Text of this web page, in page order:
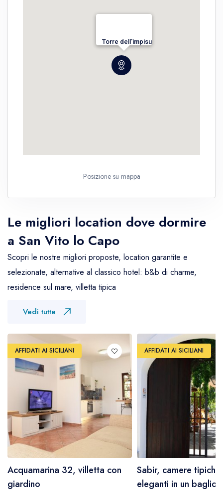
Torre dell'impisu
Posizione su mappa
Le migliori location dove dormire
a San Vito lo Capo
Scopri le nostre migliori proposte, location garantite e
selezionate, alternative al classico hotel: b&b di charme,
residence sul mare, villetta tipica
Vedi tutte
AFFIDATI AI SICILIANI
Acquamarina 32, villetta con
giardino
AFFIDATI AI SICILIANI
Sabir, camere
eleganti in un baglio